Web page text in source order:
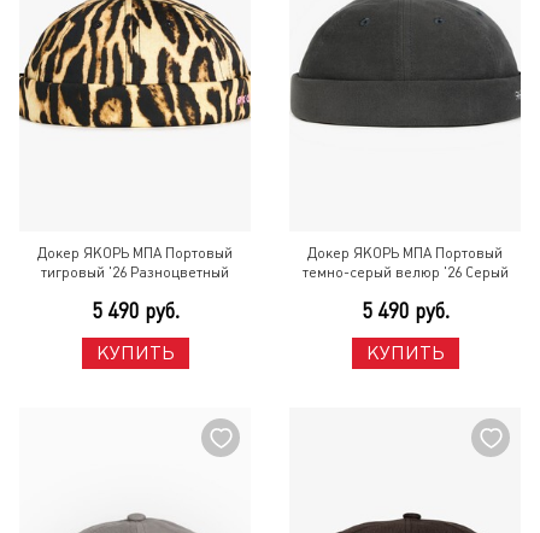
Докер ЯКОРЬ МПА Портовый
тигровый '26 Разноцветный
5 490 руб.
КУПИТЬ
Докер ЯКОРЬ МПА Портовый
темно-серый велюр '26 Серый
5 490 руб.
КУПИТЬ